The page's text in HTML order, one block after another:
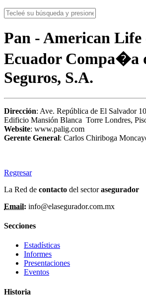
Pan - American Life
Ecuador Compa�a
Seguros, S.A.
Dirección: Ave. República de El Salvador
Edificio Mansión Blanca Torre Londres,
Website: www.palig.com
Gerente General: Carlos Chiriboga
Regresar
La Red de contacto del sectorasegurador
Email: info@elasegurador.com.mx
Secciones
Estadísticas
Informes
Presentaciones
Eventos
Historia